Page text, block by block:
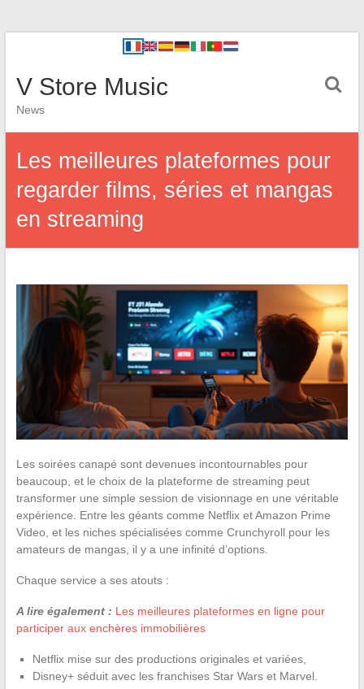
V Store Music
News
Les meilleures plateformes pour
regarder films, séries et mangas
en streaming
Les soirées canapé sont devenues incontournables pour
beaucoup, et le choix de la plateforme de streaming peut
transformer une simple session de visionnage en une véritable
expérience. Entre les géants comme Netflix et Amazon Prime
Video, et les niches spécialisées comme Crunchyroll pour les
amateurs de mangas, il y a une infinité d’options.
Chaque service a ses atouts :
A lire également : Les meilleures plateformes en ligne pour
participer aux enchères immobilières
Netflix mise sur des productions originales et variées,
Disney+ séduit avec les franchises Star Wars et Marvel.